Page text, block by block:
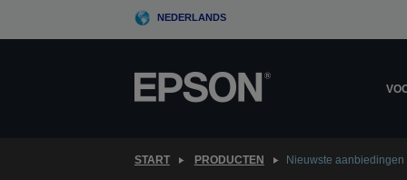
NEDERLANDS
START PRODUCTEN Nieuwste aanbiedingen